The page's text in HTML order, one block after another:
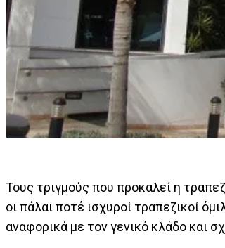
Τους τριγμούς που προκαλεί η
οι πάλαι ποτέ ισχυροί τραπεζικοί
αναφορικά με τον γενικό κλάδο και